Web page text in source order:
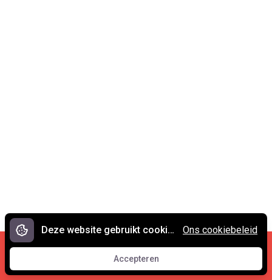
Cookies en privacy •
Contact
© 2007 - 2026 Spreekwoorden.nl
Deze website gebruikt cookies.
Accepteren
Accepteren
Ons cookiebeleid